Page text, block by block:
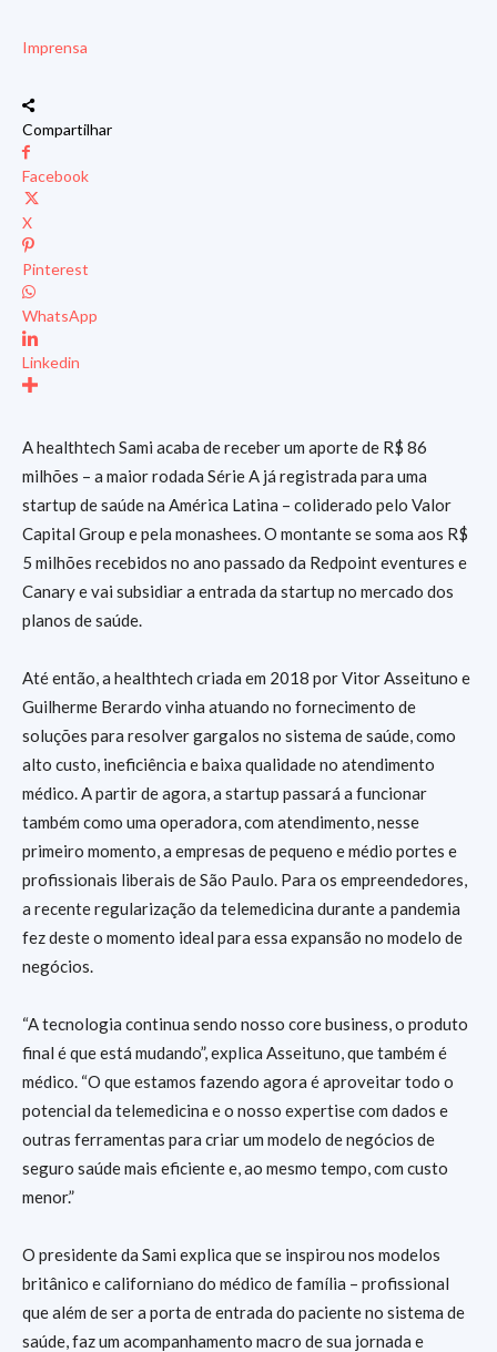
Imprensa
Compartilhar
Facebook
X
Pinterest
WhatsApp
Linkedin
A healthtech Sami acaba de receber um aporte de R$ 86
milhões – a maior rodada Série A já registrada para uma
startup de saúde na América Latina – coliderado pelo Valor
Capital Group e pela monashees. O montante se soma aos R$
5 milhões recebidos no ano passado da Redpoint eventures e
Canary e vai subsidiar a entrada da startup no mercado dos
planos de saúde.
Até então, a healthtech criada em 2018 por Vitor Asseituno e
Guilherme Berardo vinha atuando no fornecimento de
soluções para resolver gargalos no sistema de saúde, como
alto custo, ineficiência e baixa qualidade no atendimento
médico. A partir de agora, a startup passará a funcionar
também como uma operadora, com atendimento, nesse
primeiro momento, a empresas de pequeno e médio portes e
profissionais liberais de São Paulo. Para os empreendedores,
a recente regularização da telemedicina durante a pandemia
fez deste o momento ideal para essa expansão no modelo de
negócios.
“A tecnologia continua sendo nosso core business, o produto
final é que está mudando”, explica Asseituno, que também é
médico. “O que estamos fazendo agora é aproveitar todo o
potencial da telemedicina e o nosso expertise com dados e
outras ferramentas para criar um modelo de negócios de
seguro saúde mais eficiente e, ao mesmo tempo, com custo
menor.”
O presidente da Sami explica que se inspirou nos modelos
britânico e californiano do médico de família – profissional
que além de ser a porta de entrada do paciente no sistema de
saúde, faz um acompanhamento macro de sua jornada e